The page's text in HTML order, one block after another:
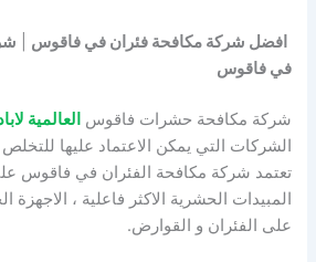
افضل شركة مكافحة فئران في فاقوس
في فاقوس
شركة مكافحة حشرات فاقوس العالمية
الشركات التي يمكن الاعتماد عليها للتخلص
تعتمد شركة مكافحة الفئران في فاقوس
المبيدات الحشرية الاكثر فاعلية ، الاجهزة
على الفئران و القوارض.